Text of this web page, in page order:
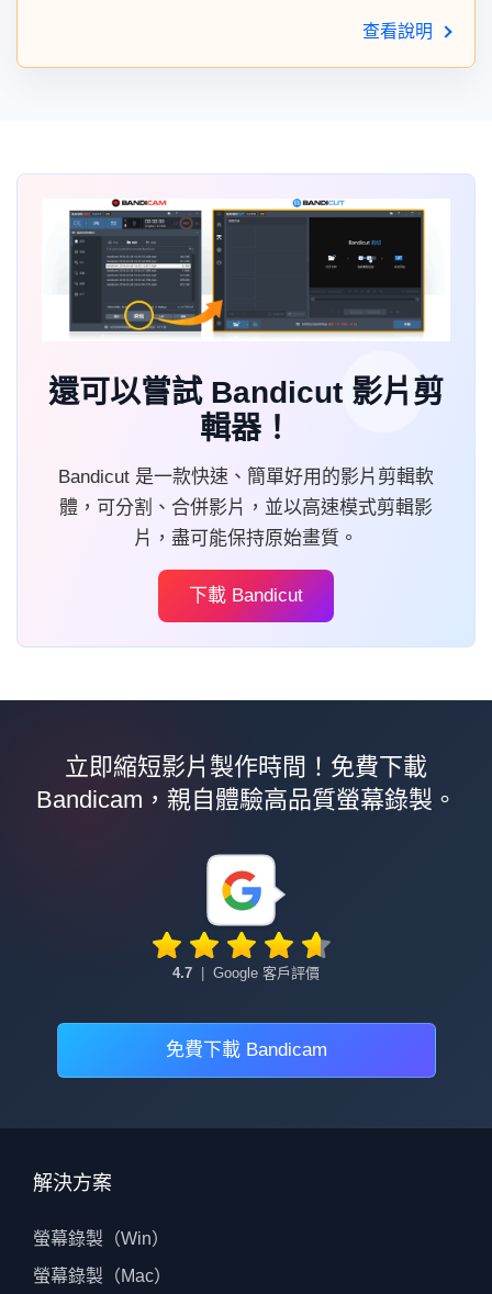
查看說明
還可以嘗試 Bandicut 影片剪
輯器！
Bandicut 是一款快速、簡單好用的影片剪輯軟
體，可分割、合併影片，並以高速模式剪輯影
片，盡可能保持原始畫質。
下載 Bandicut
立即縮短影片製作時間！免費下載
Bandicam，親自體驗高品質螢幕錄製。
4.7 Google 客戶評價
免費下載 Bandicam
解決方案
螢幕錄製（Win）
螢幕錄製（Mac）